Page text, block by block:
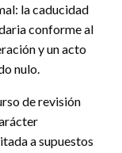
la caducidad
conforme al
y un acto
nulo.
de revisión
a supuestos